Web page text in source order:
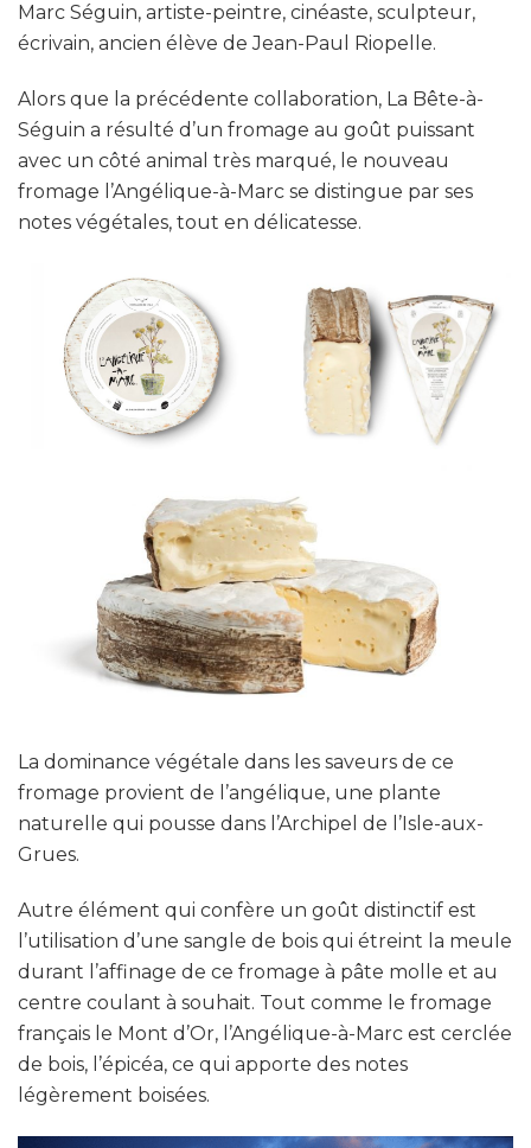
Marc Séguin, artiste-peintre, cinéaste, sculpteur,
écrivain, ancien élève de Jean-Paul Riopelle.
Alors que la précédente collaboration, La Bête-à-
Séguin a résulté d’un fromage au goût puissant
avec un côté animal très marqué, le nouveau
fromage l’Angélique-à-Marc se distingue par ses
notes végétales, tout en délicatesse.
La dominance végétale dans les saveurs de ce
fromage provient de l’angélique, une plante
naturelle qui pousse dans l’Archipel de l’Isle-aux-
Grues.
Autre élément qui confère un goût distinctif est
l’utilisation d’une sangle de bois qui étreint la meule
durant l’affinage de ce fromage à pâte molle et au
centre coulant à souhait. Tout comme le fromage
français le Mont d’Or, l’Angélique-à-Marc est cerclée
de bois, l’épicéa, ce qui apporte des notes
légèrement boisées.